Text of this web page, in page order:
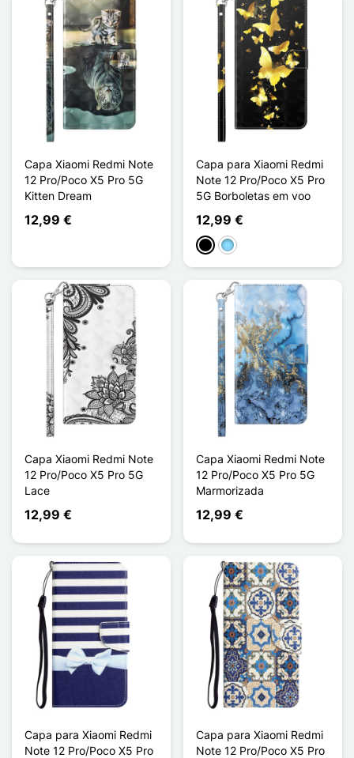
Capa Xiaomi Redmi Note
12 Pro/Poco X5 Pro 5G
Kitten Dream
12,99 €
Capa para Xiaomi Redmi
Note 12 Pro/Poco X5 Pro
5G Borboletas em voo
12,99 €
PretoAzul Claro
Capa Xiaomi Redmi Note
12 Pro/Poco X5 Pro 5G
Lace
12,99 €
Capa Xiaomi Redmi Note
12 Pro/Poco X5 Pro 5G
Marmorizada
12,99 €
Capa para Xiaomi Redmi
Note 12 Pro/Poco X5 Pro
Capa para Xiaomi Redmi
Note 12 Pro/Poco X5 Pro